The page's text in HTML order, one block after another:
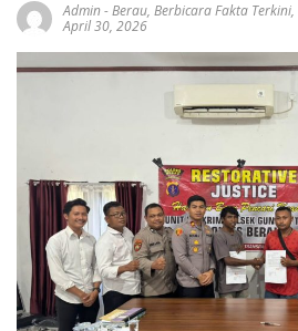
Admin-Berau, Berbicara Fakta Terkini,
April 30, 2026